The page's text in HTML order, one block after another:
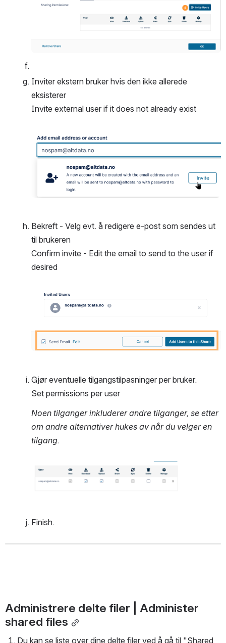
Inviter ekstern bruker hvis den ikke allerede
eksisterer
Invite external user if it does not already exist
Open
Bekreft - Velg evt. å redigere e-post som sendes ut
til brukeren
Confirm invite - Edit the email to send to the user if
desired
Open
Gjør eventuelle tilgangstilpasninger per bruker.
Set permissions per user
Noen tilganger inkluderer andre tilganger, se etter
om andre alternativer hukes av når du velger en
tilgang.
Open
Finish.
Administrere delte filer | Administer
shared files
Du kan se liste over dine delte filer ved å gå til "Shared